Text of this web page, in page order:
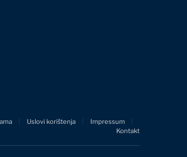
Uslovi korištenja
Impressum
Kontakt